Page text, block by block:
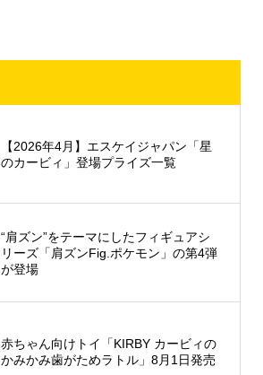
【2026年4月】エスケイジャパン「星
のカービィ」登場プライズ一覧
“肩ズン”をテーマにしたフィギュアシ
リーズ「肩ズンFig.ポケモン」の第4弾
が登場
赤ちゃん向けトイ「KIRBY カービィの
かみかみ歯がためラトル」8月1日発売